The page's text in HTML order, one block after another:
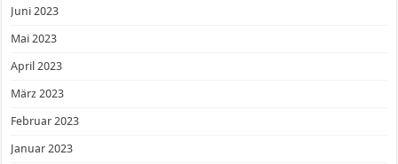
Juni 2023
Mai 2023
April 2023
März 2023
Februar 2023
Januar 2023